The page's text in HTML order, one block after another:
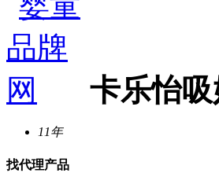
卡乐怡
11年
找代理产品